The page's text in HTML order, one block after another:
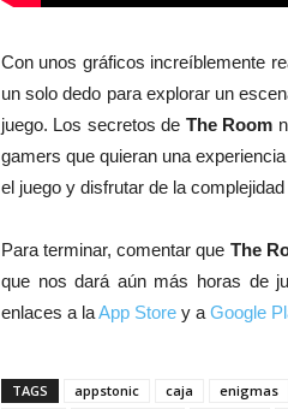
Con unos gráficos increíblemente
un solo dedo para explorar un
juego. Los secretos de The Room
gamers que quieran una
el juego y disfrutar de la complejidad
Para terminar, comentar que The
que nos dará aún más horas de
enlaces a laApp Store y aGoogle
TAGS appstonic caja enigmas